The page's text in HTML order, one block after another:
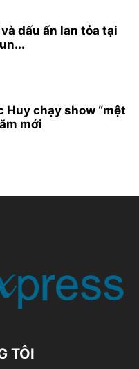
dấu ấn lan tỏa tại
Huy chạy show “mệt
mới
TÔI